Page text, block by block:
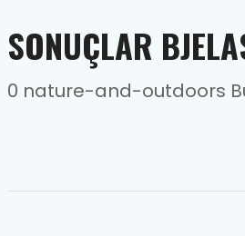
SONUÇLAR
0 nature-and-outdoors